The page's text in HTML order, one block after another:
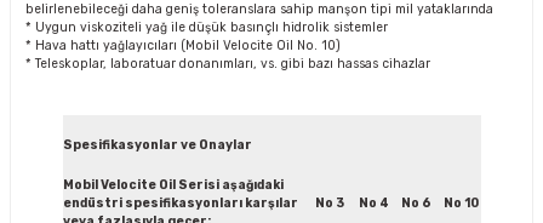
belirlenebileceği daha geniş toleranslara sahip manşon tipi mil yataklarında
* Uygun viskoziteli yağ ile düşük basınçlı hidrolik sistemler
* Hava hattı yağlayıcıları (Mobil Velocite Oil No. 10)
* Teleskoplar, laboratuar donanımları, vs. gibi bazı hassas cihazlar
Spesifikasyonlar ve Onaylar
Mobil Velocite Oil Serisi aşağıdaki
endüstri spesifikasyonları karşılar
No 3 No 4 No 6 No 10